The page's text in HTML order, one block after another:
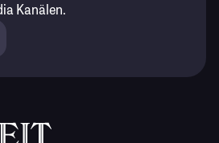
Kanälen.